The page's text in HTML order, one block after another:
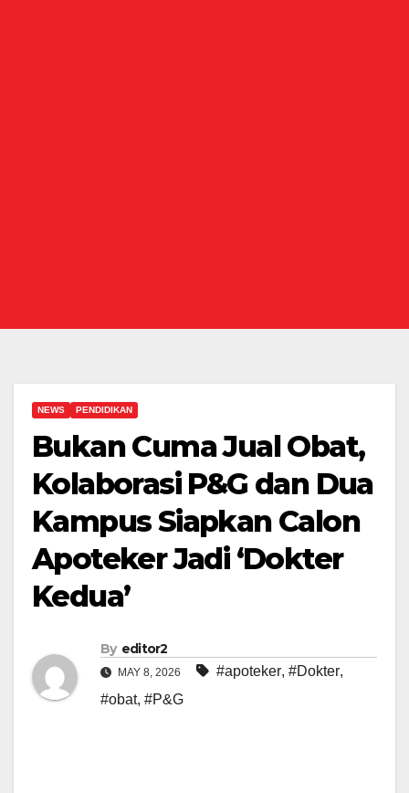
NEWS PENDIDIKAN
Bukan Cuma Jual Obat,
Kolaborasi P&G dan Dua
Kampus Siapkan Calon
Apoteker Jadi ‘Dokter
Kedua’
By editor2
MAY 8, 2026 #apoteker, #Dokter,
#obat, #P&G